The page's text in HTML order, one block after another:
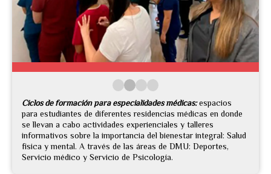
Ciclos de formación para especialidades médicas:espacios
para estudiantes de diferentes residencias médicas en donde
se llevan a cabo actividades experienciales y talleres
informativos sobre la importancia del bienestar integral: Salud
física y mental. A través de las áreas de DMU: Deportes,
Servicio médico y Servicio de Psicología.